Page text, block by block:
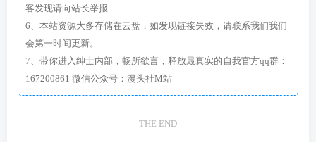
客发现请向站长举报
6、本站资源大多存储在云盘，如发现链接失效，请联系我们我们
会第一时间更新。
7、带你进入绅士内部，畅所欲言，释放最真实的自我官方qq群：
167200861 微信公众号：漫头社M站
THE END